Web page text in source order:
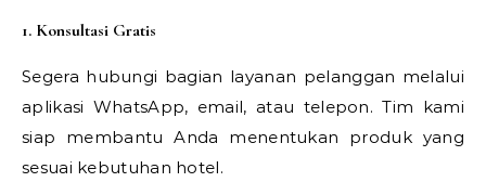
1. Konsultasi Gratis
Segera hubungi bagian layanan pelanggan melalui
aplikasi WhatsApp, email, atau telepon. Tim kami
siap membantu Anda menentukan produk yang
sesuai kebutuhan hotel.